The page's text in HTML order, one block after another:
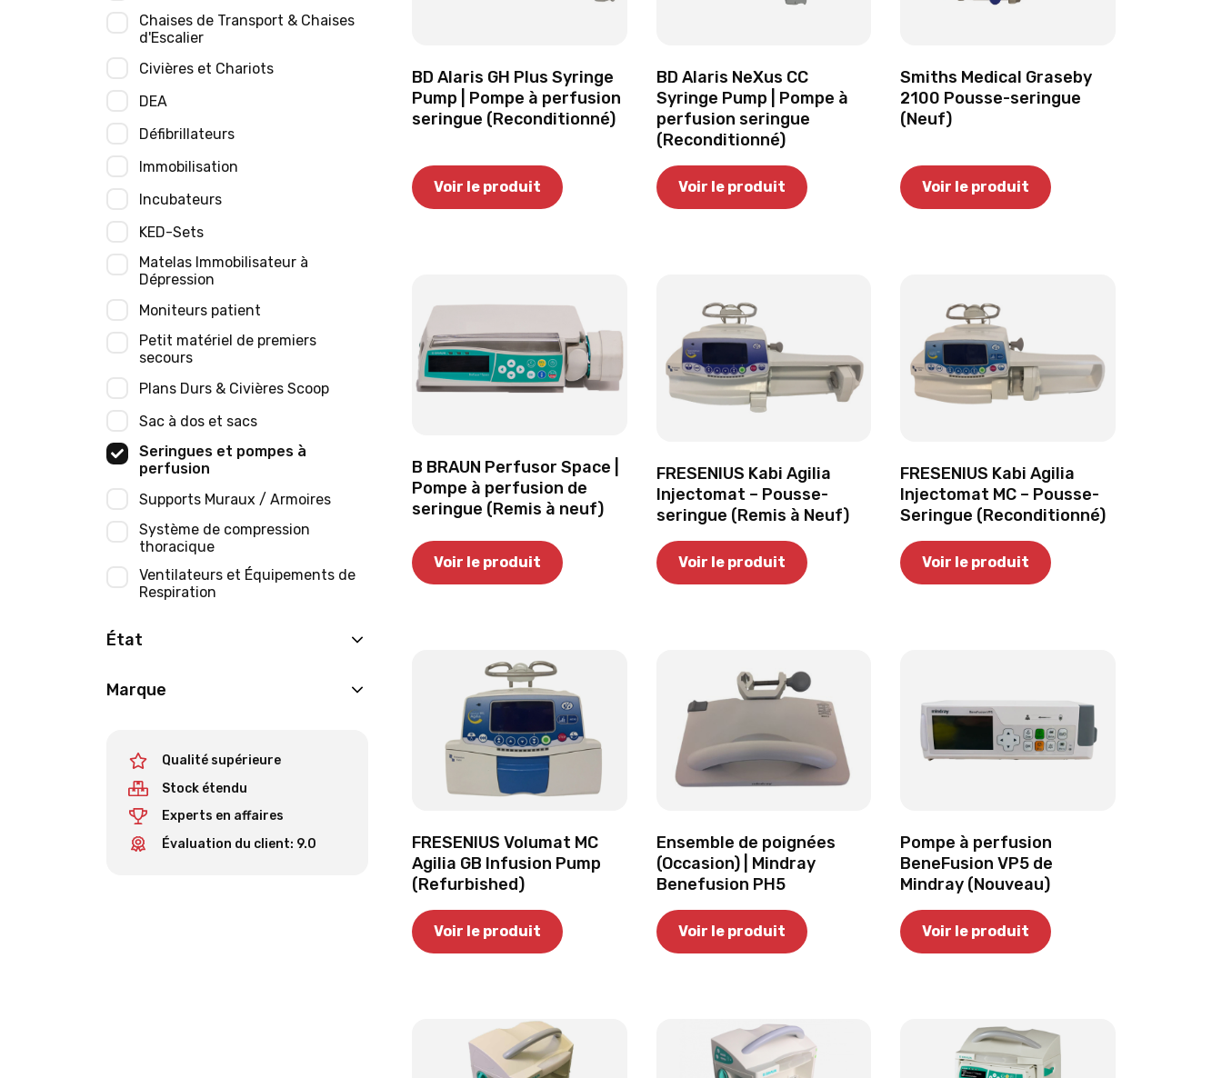
Chaises de Transport & Chaises
d'Escalier
Civières et Chariots
DEA
Défibrillateurs
Immobilisation
Incubateurs
KED-Sets
Matelas Immobilisateur à
Dépression
Moniteurs patient
Petit matériel de premiers
secours
Plans Durs & Civières Scoop
Sac à dos et sacs
Seringues et pompes à
perfusion
Supports Muraux / Armoires
Système de compression
thoracique
Ventilateurs et Équipements de
Respiration
État
Marque
Qualité supérieure
Stock étendu
Experts en affaires
Évaluation du client: 9.0
BD Alaris GH Plus Syringe
Pump | Pompe à perfusion
seringue (Reconditionné)
Voir le produit
BD Alaris NeXus CC
Syringe Pump | Pompe à
perfusion seringue
(Reconditionné)
Voir le produit
Smiths Medical Graseby
2100 Pousse-seringue
(Neuf)
Voir le produit
B BRAUN Perfusor Space |
Pompe à perfusion de
seringue (Remis à neuf)
Voir le produit
FRESENIUS Kabi Agilia
Injectomat – Pousse-
seringue (Remis à Neuf)
Voir le produit
FRESENIUS Kabi Agilia
Injectomat MC – Pousse-
Seringue (Reconditionné)
Voir le produit
FRESENIUS Volumat MC
Agilia GB Infusion Pump
(Refurbished)
Voir le produit
Ensemble de poignées
(Occasion) | Mindray
Benefusion PH5
Voir le produit
Pompe à perfusion
BeneFusion VP5 de
Mindray (Nouveau)
Voir le produit